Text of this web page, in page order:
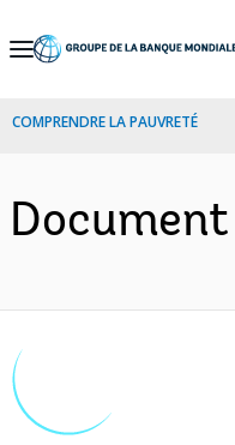
Skip
Navigation
COMPRENDRE LA PAUVRETÉ